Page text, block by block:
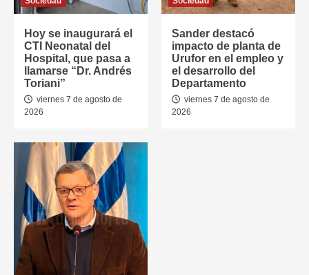
Hoy se inaugurará el
CTI Neonatal del
Hospital, que pasa a
llamarse “Dr. Andrés
Toriani”
viernes 7 de agosto de
2026
Sander destacó
impacto de planta de
Urufor en el empleo y
el desarrollo del
Departamento
viernes 7 de agosto de
2026